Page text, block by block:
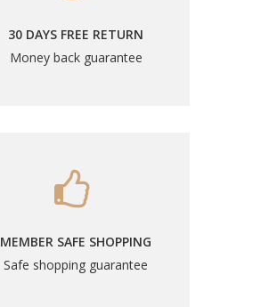
30 DAYS FREE RETURN
Money back guarantee
MEMBER SAFE SHOPPING
Safe shopping guarantee